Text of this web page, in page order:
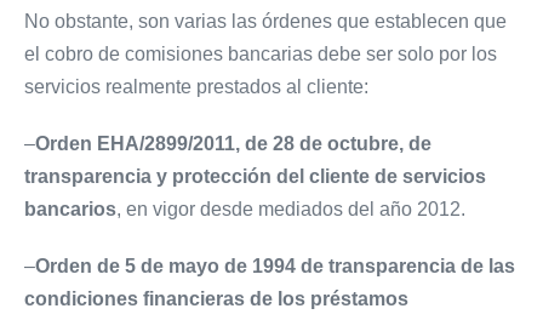
No obstante, son varias las órdenes que establecen que
el cobro de comisiones bancarias debe ser solo por los
servicios realmente prestados al cliente:
–Orden EHA/2899/2011, de 28 de octubre, de
transparencia y protección del cliente de servicios
bancarios, en vigor desde mediados del año 2012.
–Orden de 5 de mayo de 1994 de transparencia de las
condiciones financieras de los préstamos